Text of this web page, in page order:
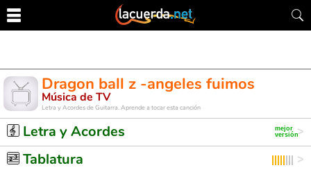
Dragon ball z -angeles fuimos
Música de TV
Letra y Acordes de Guitarra. Aprende a tocar esta canción
Letra y Acordes
Tablatura